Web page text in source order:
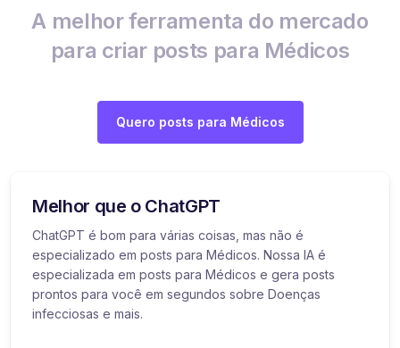
A melhor ferramenta do mercado
para criar posts para Médicos
Quero posts para Médicos
Melhor que o ChatGPT
ChatGPT é bom para várias coisas, mas não é
especializado em posts para Médicos. Nossa IA é
especializada em posts para Médicos e gera posts
prontos para você em segundos sobre Doenças
infecciosas e mais.